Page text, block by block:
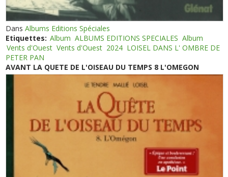
DansAlbums Editions Spéciales
Etiquettes: Album ALBUMS EDITIONS SPECIALES Album
Vents d'Ouest Vents d'Ouest 2024 LOISEL DANS L' OMBRE DE
PETER PAN
AVANT LA QUETE DE L'OISEAU DU TEMPS 8 L'OMEGON